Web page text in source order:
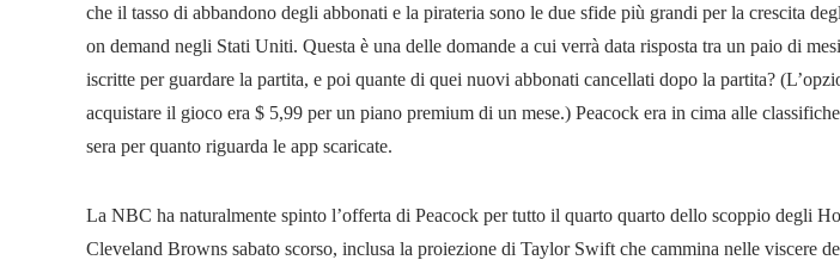
che il tasso di abbandono degli abbonati e la pirateria sono le due sfide più grandi per la crescita
on demand negli Stati Uniti. Questa è una delle domande a cui verrà data risposta tra un paio di
iscritte per guardare la partita, e poi quante di quei nuovi abbonati cancellati dopo la partita?
acquistare il gioco era $ 5,99 per un piano premium di un mese.) Peacock era in cima alle
sera per quanto riguarda le app scaricate.
La NBC ha naturalmente spinto l’offerta di Peacock per tutto il quarto quarto dello scoppio degli
Cleveland Browns sabato scorso, inclusa la proiezione di Taylor Swift che cammina nelle viscere